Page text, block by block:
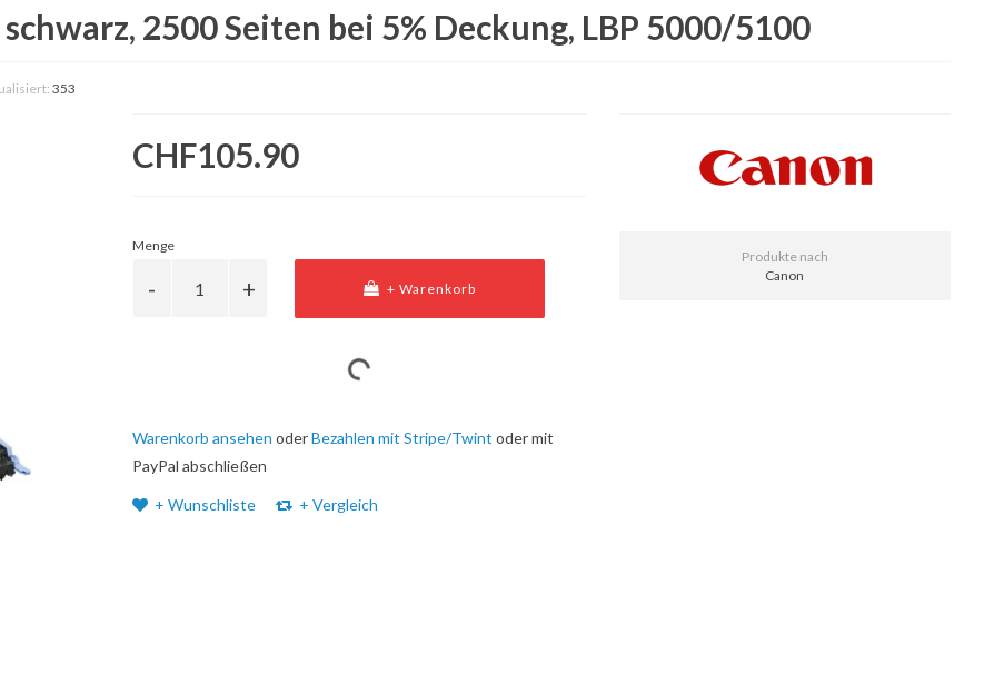
2500 Seiten bei 5% Deckung, LBP 5000/5100
353
CHF105.90
Menge
+ Warenkorb
Warenkorb ansehen oderBezahlen mit Stripe/Twint oder mit
PayPal abschließen
+ Wunschliste + Vergleich
Produkte nach
Canon